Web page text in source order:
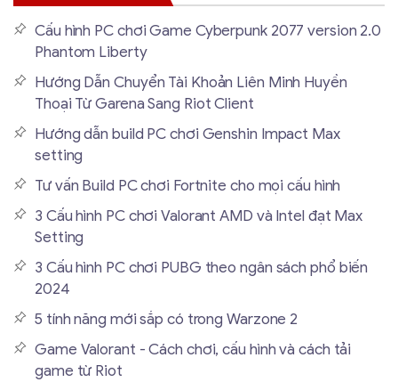
Cấu hình PC chơi Game Cyberpunk 2077 version 2.0
Phantom Liberty
Hướng Dẫn Chuyển Tài Khoản Liên Minh Huyền
Thoại Từ Garena Sang Riot Client
Hướng dẫn build PC chơi Genshin Impact Max
setting
Tư vấn Build PC chơi Fortnite cho mọi cấu hình
3 Cấu hình PC chơi Valorant AMD và Intel đạt Max
Setting
3 Cấu hình PC chơi PUBG theo ngân sách phổ biến
2024
5 tính năng mới sắp có trong Warzone 2
Game Valorant - Cách chơi, cấu hình và cách tải
game từ Riot